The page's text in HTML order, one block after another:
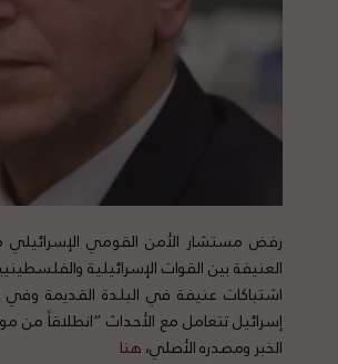
رفض مستشار الأمن القومي الإسرائيلي
العنيفة بين القوات الإسرائيلية
اشتباكات عنيفة في البلدة القديمة
إسرائيل تتعامل مع الأحداث “انطلاقاً
الخبر ومصدره الأصلي،هنا